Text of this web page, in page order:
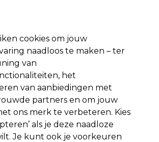
Haar
Volgende dag geleverd*
maandag t/m vrijdag
Beauty Aromatherapie
Aromatherapie
cookies om jouw
naadloos te maken – ter
van
het
van aanbiedingen met
partners en om jouw
ons merk te verbeteren. Kies
als je deze naadloze
Je kunt ook je voorkeuren